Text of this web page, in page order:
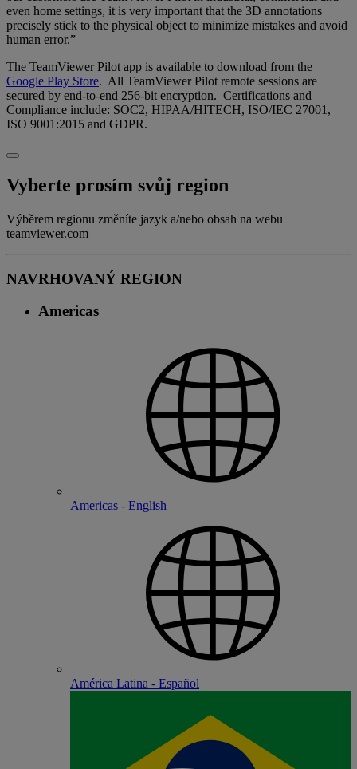
even home settings, it is very important that the 3D annotations
precisely stick to the physical object to minimize mistakes and avoid
human error.”
The TeamViewer Pilot app is available to download from the
Google Play Store. All TeamViewer Pilot remote sessions are
secured by end-to-end 256-bit encryption. Certifications and
Compliance include: SOC2, HIPAA/HITECH, ISO/IEC 27001,
ISO 9001:2015 and GDPR.
Vyberte prosím svůj region
Výběrem regionu změníte jazyk a/nebo obsah na webu
teamviewer.com
NAVRHOVANÝ REGION
Americas
Americas - English
América Latina - Español